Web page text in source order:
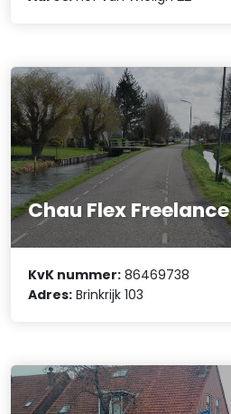
Chau Flex Freelance
KvK nummer: 86469738
Adres: Brinkrijk 103